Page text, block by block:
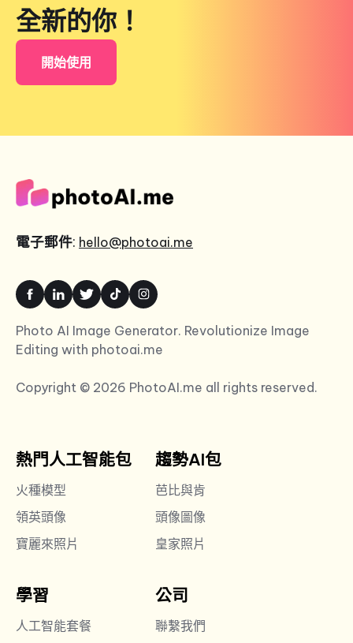
全新的你！
開始使用
電子郵件: hello@photoai.me
Photo AI Image Generator. Revolutionize Image
Editing with photoai.me
Copyright © 2026 PhotoAI.me all rights reserved.
熱門人工智能包
火種模型
領英頭像
寶麗來照片
趨勢AI包
芭比與肯
頭像圖像
皇家照片
學習
人工智能套餐
公司
聯繫我們